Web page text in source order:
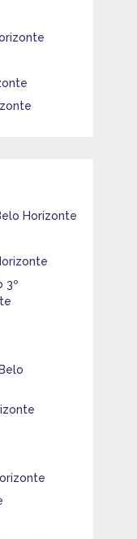
Horizonte
3º